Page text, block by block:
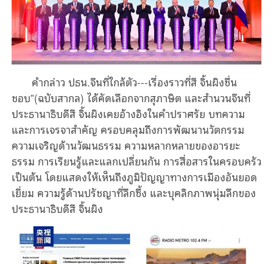
คำกล่าว ปธน.จีนที่ใกล้ตัว---เรื่องราวที่สี จิ้นผิงชื่น
ชอบ”(ฉบับสากล)ได้คัดเลือกจากสุภาษิต และสำนวนจีนที่
ประธานาธิบดีสี จิ้นผิงเคยอ้างอิงในคำปราศรัย บทความ
และการเจรจาสำคัญ ครอบคลุมถึงการพัฒนานวัตกรรม
ความเจริญด้านวัฒนธรรม ความหลากหลายของอารยะ
ธรรม การเรียนรู้และแลกเปลี่ยนกัน การสื่อสารในครอบครัว
เป็นต้นโดยแสดงให้เห็นถึงภูมิปัญญาทางการเมืองอันยอด
เยี่ยม ความรู้ด้านปรัชญาที่ลึกซึ้ง และบุคลิกภาพนุ่มลึกของ
ประธานาธิบดีสี จิ้นผิง